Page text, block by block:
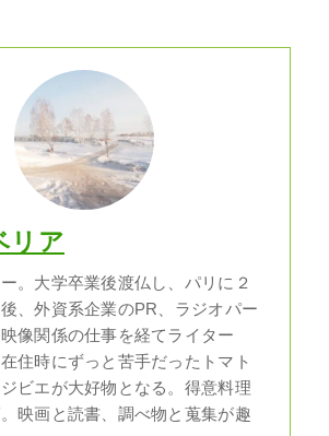
リア
。大学卒業後渡仏し、パリに２
、外資系企業のPR、ラジオパー
像関係の仕事を経てライター
住時にずっと苦手だったトマト
ビエが大好物となる。得意料理
映画と読書、調べ物と蒐集が趣